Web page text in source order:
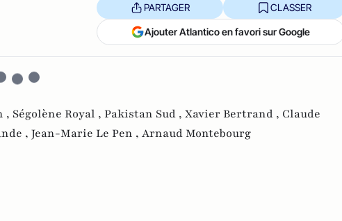
PARTAGER CLASSER
Ajouter Atlantico en favori sur Google
, Ségolène Royal , Pakistan Sud , Xavier Bertrand , Claude
, Jean-Marie Le Pen , Arnaud Montebourg